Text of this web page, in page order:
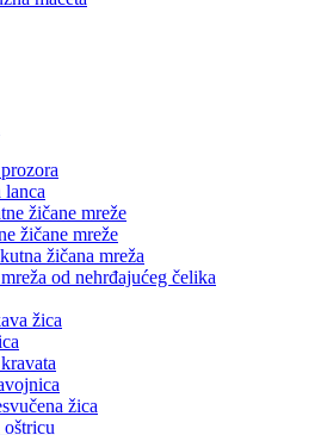
lanca
žičane mreže
žičane mreže
žičana mreža
od nehrđajućeg čelika
žica
žica
oštricu